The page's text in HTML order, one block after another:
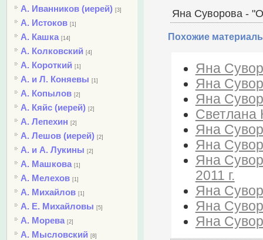
А. Иванников (иерей) [3]
А. Истоков [1]
А. Кашка [14]
А. Колковский [4]
А. Короткий [1]
А. и Л. Коняевы [1]
А. Копылов [2]
А. Кяйс (иерей) [2]
А. Лепехин [2]
А. Лешов (иерей) [2]
А. и А. Лукины [2]
А. Машкова [1]
А. Мелехов [1]
А. Михайлов [1]
А. Е. Михайловы [5]
А. Морева [2]
А. Мысловский [8]
Яна Суворова - "О
Похожие
Яна
Яна
Яна
Светлана
Яна
Яна
Яна
2011 г.
Яна
Яна
Яна